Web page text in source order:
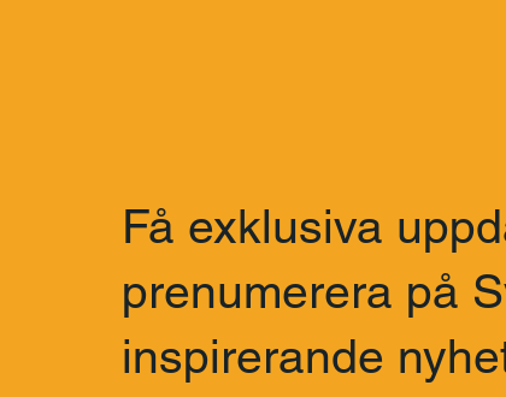
Få exklusiva
prenumerera på
inspirerande